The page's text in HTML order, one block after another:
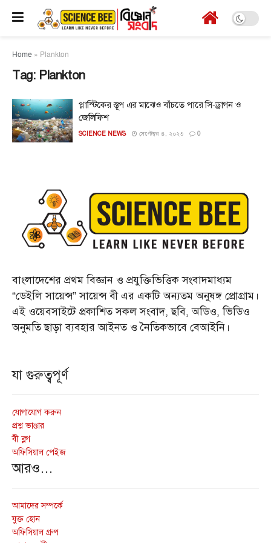
Home » Plankton
Tag: Plankton
প্লাস্টিকের স্তূপ এর মাঝেও বাঁচতে পারে সি-ড্রাগন ও
জেলিফিশ
SCIENCE NEWS সেপ্টেম্বর ৪, ২০২৩ 0
বাংলাদেশের প্রথম বিজ্ঞান ও প্রযুক্তিভিত্তিক সংবাদমাধ্যম
“ডেইলি সায়েন্স” সায়েন্স বী এর একটি অন্যতম অনুষঙ্গ প্রোগ্রাম।
এই ওয়েবসাইটে প্রকাশিত সকল সংবাদ, ছবি, অডিও, ভিডিও
অনুমতি ছাড়া ব্যবহার আইনত ও নৈতিকভাবে বেআইনি।
যা গুরুত্বপূর্ণ
যোগাযোগ করুন
প্রশ্ন ভাণ্ডার
বী ব্লগ
অফিসিয়াল পেইজ
আরও…
আমাদের সম্পর্কে
যুক্ত হোন
অফিসিয়াল গ্রুপ